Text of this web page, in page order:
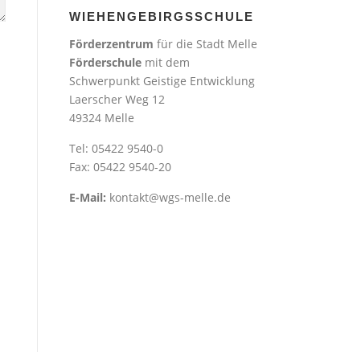
WIEHENGEBIRGSSCHULE
Förderzentrum für die Stadt Melle
Förderschule mit dem
Schwerpunkt Geistige Entwicklung
Laerscher Weg 12
49324 Melle
Tel: 05422 9540-0
Fax: 05422 9540-20
E-Mail: kontakt@wgs-melle.de